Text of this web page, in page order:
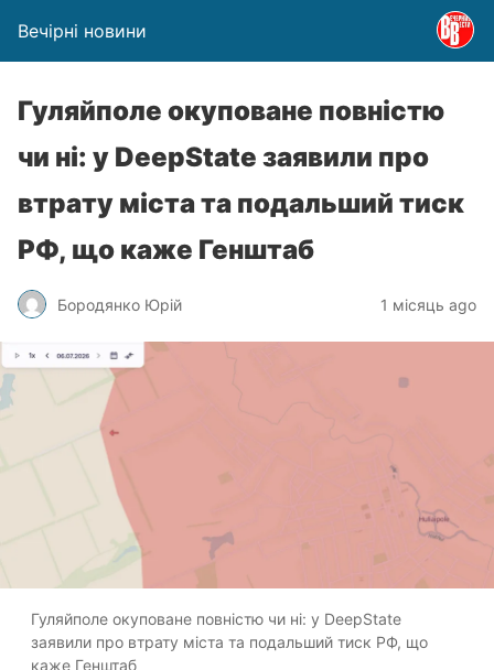
Вечірні новини
Гуляйполе окуповане повністю
чи ні: у DeepState заявили про
втрату міста та подальший тиск
РФ, що каже Генштаб
Бородянко Юрій 1 місяць ago
Гуляйполе окуповане повністю чи ні: у DeepState
заявили про втрату міста та подальший тиск РФ, що
каже Генштаб